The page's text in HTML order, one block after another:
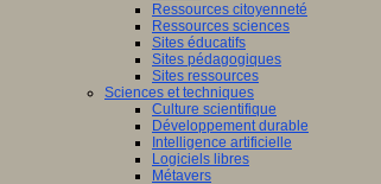
Ressources citoyenneté
Ressources sciences
Sites éducatifs
Sites pédagogiques
Sites ressources
Sciences et techniques
Culture scientifique
Développement durable
Intelligence artificielle
Logiciels libres
Métavers